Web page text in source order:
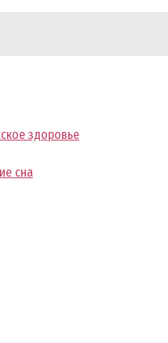
здоровье
сна